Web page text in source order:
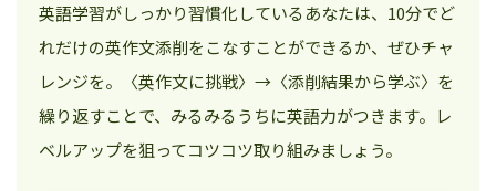
英語学習がしっかり習慣化しているあなたは、10分でど
れだけの英作文添削をこなすことができるか、ぜひチャ
レンジを。〈英作文に挑戦〉→〈添削結果から学ぶ〉を
繰り返すことで、みるみるうちに英語力がつきます。レ
ベルアップを狙ってコツコツ取り組みましょう。